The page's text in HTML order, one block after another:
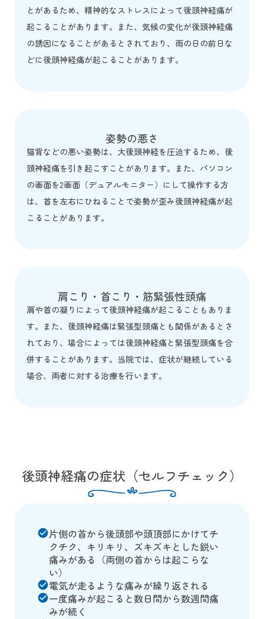
とがあるため、精神的なストレスによって後頭神経痛が
起こることがあります。また、気候の変化が後頭神経痛
の誘因になることがあるとされており、雨の日の前日な
どに後頭神経痛が起こることがあります。
姿勢の悪さ
猫背などの悪い姿勢は、大後頭神経を圧迫するため、後
頭神経痛を引き起こすことがあります。また、パソコン
の画面を2画面（デュアルモニター）にして操作する方
は、首を左右にひねることで姿勢が歪み後頭神経痛が起
こることがあります。
肩こり・首こり・筋緊張性頭痛
肩や首の凝りによって後頭神経痛が起こることもありま
す。また、後頭神経痛は緊張型頭痛とも関係があるとさ
れており、場合によっては後頭神経痛と緊張型頭痛を合
併することがあります。当院では、症状が継続している
場合、両者に対する治療を行います。
後頭神経痛の症状（セルフチェック）
check_circle片側の首から後頭部や頭頂部にかけてチ
クチク、キリキリ、ズキズキとした鋭い
痛みがある（両側の首からは起こらな
い）
check_circle電気が走るような痛みが繰り返される
check_circle一度痛みが起こると数日間から数週間痛
みが続く